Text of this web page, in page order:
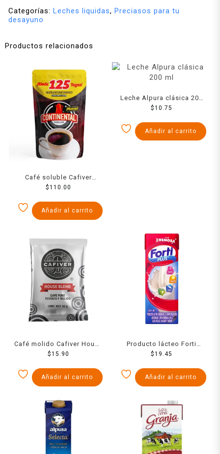
Categorías: Leches liquidas, Preciasos para tu
desayuno
Productos relacionados
Café soluble Cafiver
Continental Doypack 250 g
$110.00
Añadir al carrito
Leche Alpura clásica 200
ml
$10.75
Añadir al carrito
Café molido Cafiver House
Blend gourmet 50 g
$15.90
Añadir al carrito
Producto lácteo Forti
Leche 1 l
$19.45
Añadir al carrito